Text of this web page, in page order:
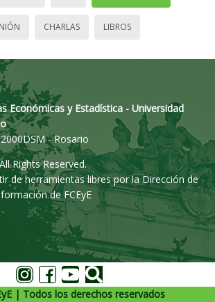
CHARLAS LIBROS
Económicas y Estadística - Universidad
- Rosario
Rights Reserved.
de herramientas libres por la Dirección de
de FCEyE
| Todos los derechos reservados